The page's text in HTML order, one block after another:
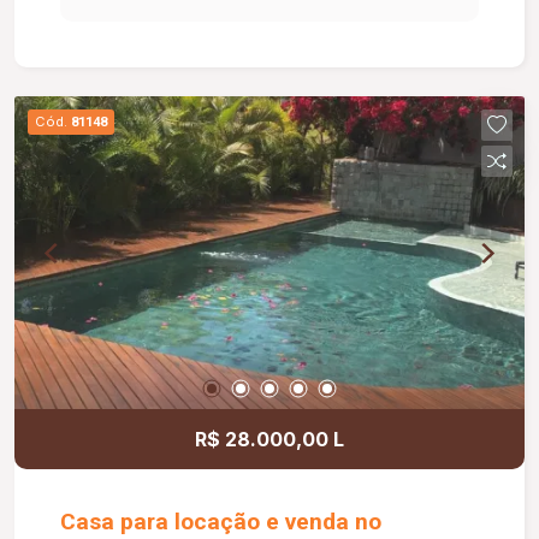
Cód. 81148
R$ 28.000,00 L
Casa para locação e venda no